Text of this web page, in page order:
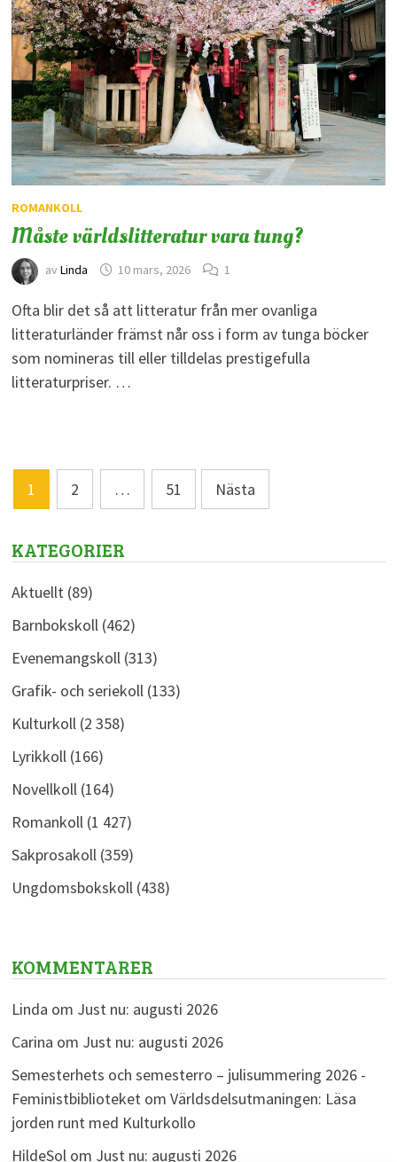
ROMANKOLL
Måste världslitteratur vara tung?
av Linda 10 mars, 2026 1
Ofta blir det så att litteratur från mer ovanliga
litteraturländer främst når oss i form av tunga böcker
som nomineras till eller tilldelas prestigefulla
litteraturpriser. …
Sidnumrering
för
inlägg
1 2 … 51 Nästa
KATEGORIER
Aktuellt(89)
Barnbokskoll(462)
Evenemangskoll(313)
Grafik- och seriekoll(133)
Kulturkoll(2 358)
Lyrikkoll(166)
Novellkoll(164)
Romankoll(1 427)
Sakprosakoll(359)
Ungdomsbokskoll(438)
KOMMENTARER
Linda om Just nu: augusti 2026
Carina om Just nu: augusti 2026
Semesterhets och semesterro – julisummering 2026 -
Feministbiblioteketom Världsdelsutmaningen: Läsa
jorden runt med Kulturkollo
HildeSolom Just nu: augusti 2026